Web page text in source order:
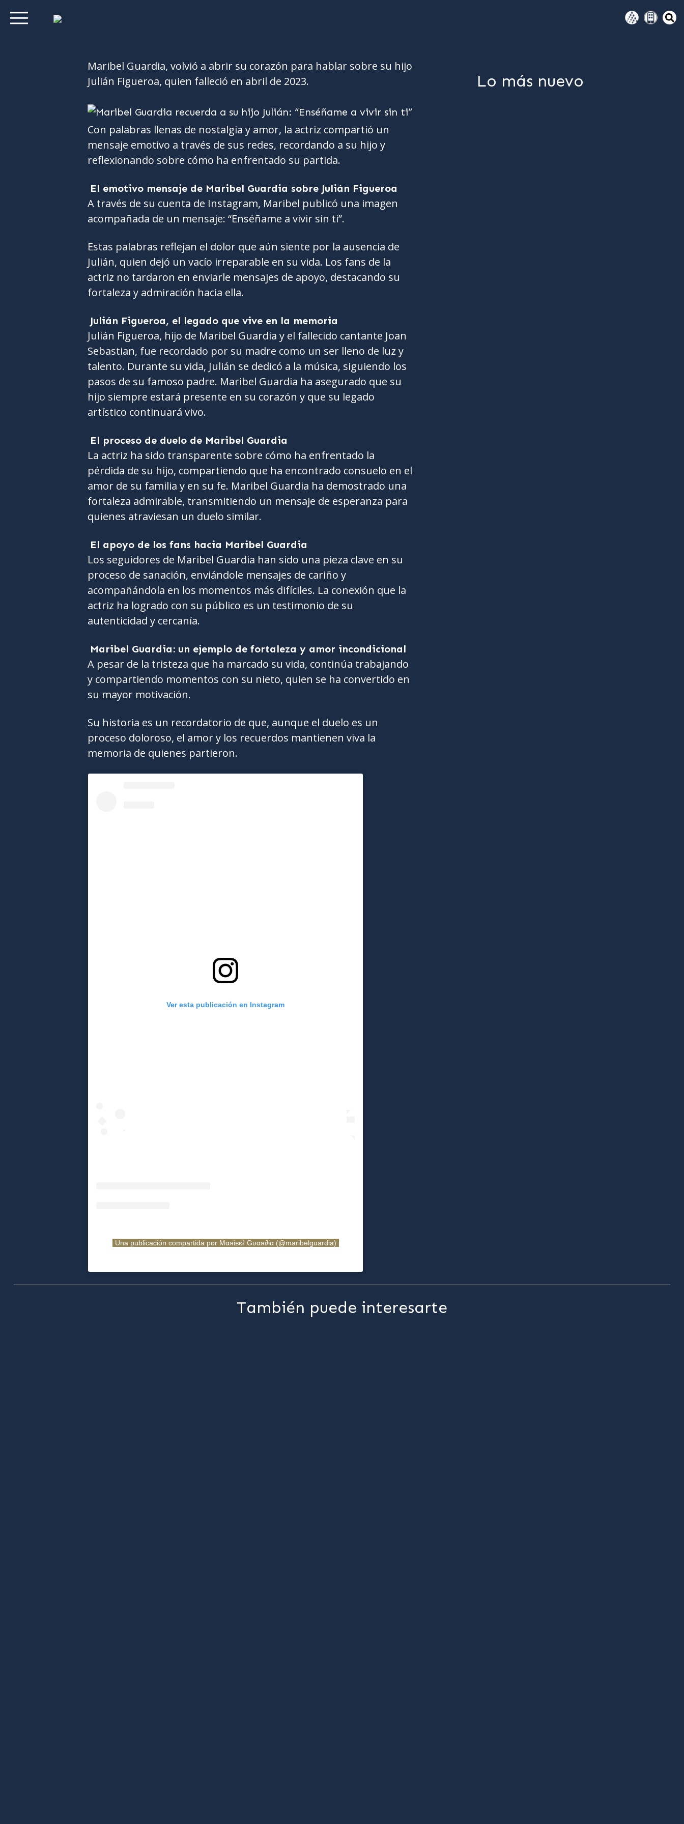
Maribel Guardia, volvió a abrir su corazón para hablar sobre su hijo
Julián Figueroa, quien falleció en abril de 2023.
Con palabras llenas de nostalgia y amor, la actriz compartió un
mensaje emotivo a través de sus redes, recordando a su hijo y
reflexionando sobre cómo ha enfrentado su partida.
El emotivo mensaje de Maribel Guardia sobre Julián Figueroa
A través de su cuenta de Instagram, Maribel publicó una imagen
acompañada de un mensaje: “Enséñame a vivir sin ti”.
Estas palabras reflejan el dolor que aún siente por la ausencia de
Julián, quien dejó un vacío irreparable en su vida. Los fans de la
actriz no tardaron en enviarle mensajes de apoyo, destacando su
fortaleza y admiración hacia ella.
Julián Figueroa, el legado que vive en la memoria
Julián Figueroa, hijo de Maribel Guardia y el fallecido cantante Joan
Sebastian, fue recordado por su madre como un ser lleno de luz y
talento. Durante su vida, Julián se dedicó a la música, siguiendo los
pasos de su famoso padre. Maribel Guardia ha asegurado que su
hijo siempre estará presente en su corazón y que su legado
artístico continuará vivo.
El proceso de duelo de Maribel Guardia
La actriz ha sido transparente sobre cómo ha enfrentado la
pérdida de su hijo, compartiendo que ha encontrado consuelo en el
amor de su familia y en su fe. Maribel Guardia ha demostrado una
fortaleza admirable, transmitiendo un mensaje de esperanza para
quienes atraviesan un duelo similar.
El apoyo de los fans hacia Maribel Guardia
Los seguidores de Maribel Guardia han sido una pieza clave en su
proceso de sanación, enviándole mensajes de cariño y
acompañándola en los momentos más difíciles. La conexión que la
actriz ha logrado con su público es un testimonio de su
autenticidad y cercanía.
Maribel Guardia: un ejemplo de fortaleza y amor incondicional
A pesar de la tristeza que ha marcado su vida, continúa trabajando
y compartiendo momentos con su nieto, quien se ha convertido en
su mayor motivación.
Su historia es un recordatorio de que, aunque el duelo es un
proceso doloroso, el amor y los recuerdos mantienen viva la
memoria de quienes partieron.
Ver esta publicación en Instagram
Una publicación compartida por Mαяiвєℓ Gυαя∂iα (@maribelguardia)
Lo más nuevo
También puede interesarte